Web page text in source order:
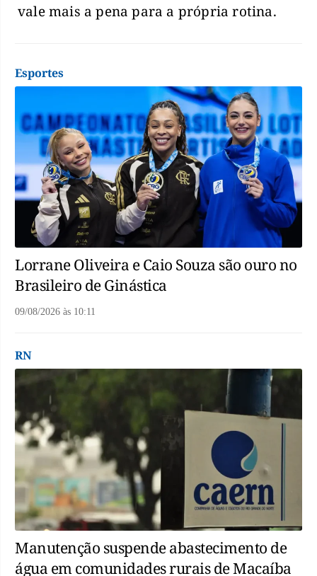
vale mais a pena para a própria rotina.
Esportes
Lorrane Oliveira e Caio Souza são ouro no
Brasileiro de Ginástica
09/08/2026 às 10:11
RN
Manutenção suspende abastecimento de
água em comunidades rurais de Macaíba